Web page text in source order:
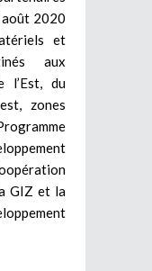
août 2020
et
aux
l’Est, du
zones
GIZ et la